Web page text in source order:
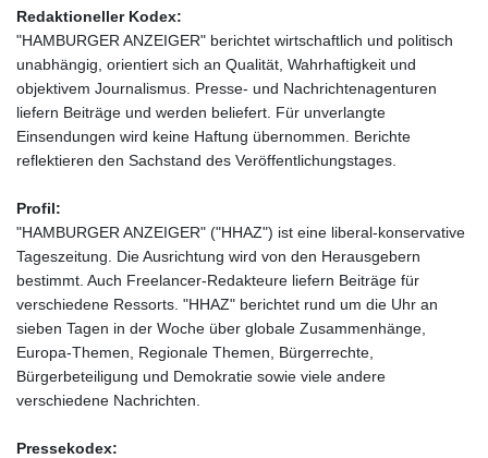
Redaktioneller Kodex:
"HAMBURGER ANZEIGER" berichtet wirtschaftlich und politisch
unabhängig, orientiert sich an Qualität, Wahrhaftigkeit und
objektivem Journalismus. Presse- und Nachrichtenagenturen
liefern Beiträge und werden beliefert. Für unverlangte
Einsendungen wird keine Haftung übernommen. Berichte
reflektieren den Sachstand des Veröffentlichungstages.
Profil:
"HAMBURGER ANZEIGER" ("HHAZ") ist eine liberal-konservative
Tageszeitung. Die Ausrichtung wird von den Herausgebern
bestimmt. Auch Freelancer-Redakteure liefern Beiträge für
verschiedene Ressorts. "HHAZ" berichtet rund um die Uhr an
sieben Tagen in der Woche über globale Zusammenhänge,
Europa-Themen, Regionale Themen, Bürgerrechte,
Bürgerbeteiligung und Demokratie sowie viele andere
verschiedene Nachrichten.
Pressekodex: